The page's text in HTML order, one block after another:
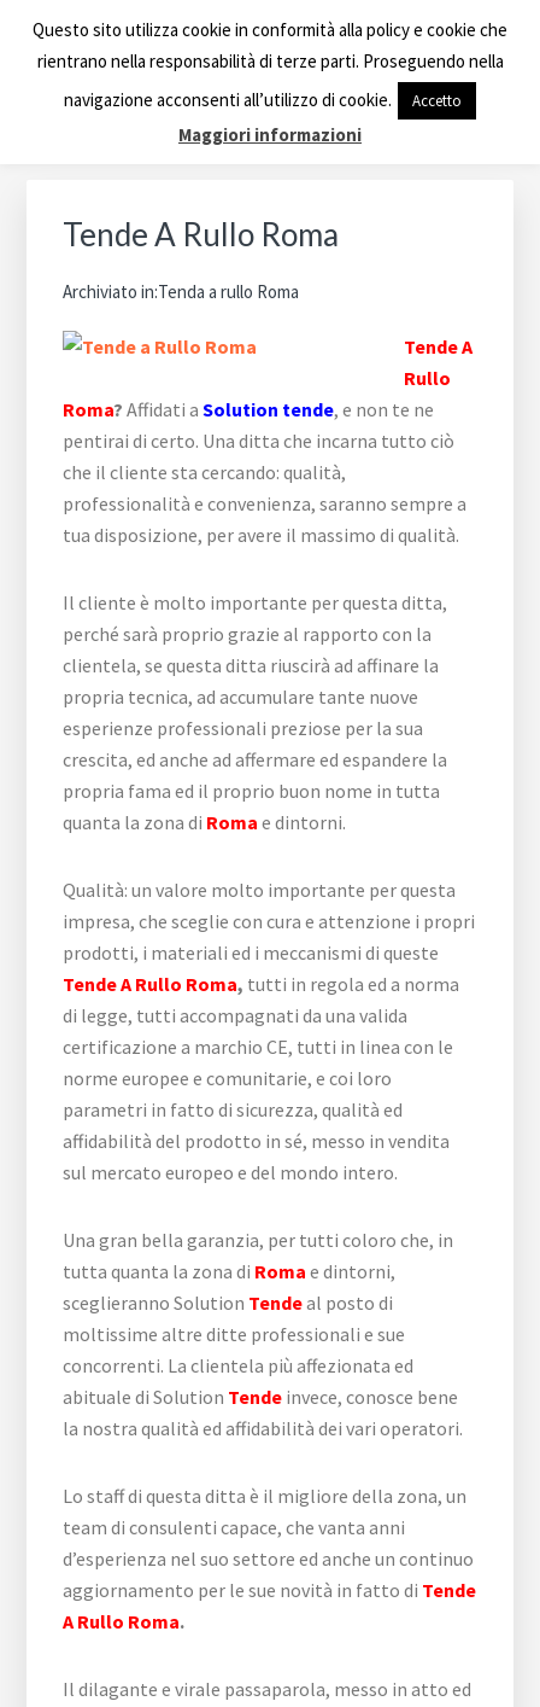
primaria
principale
laterale
navigation
TENDE A RULLO ROMA
Azienda specializzata in creazioni di Tendaggi a Roma,
Tende da Sole, Tende per Interni Roma.
Tende A Rullo Roma
Archiviato in:Tenda a rullo Roma
Tende A
Rullo
Roma?Affidati aSolution tende, e non te ne
pentirai di certo. Una ditta che incarna tutto ciò
che il cliente sta cercando: qualità,
professionalità e convenienza, saranno sempre a
tua disposizione, per avere il massimo di qualità.
Il cliente è molto importante per questa ditta,
perché sarà proprio grazie al rapporto con la
clientela, se questa ditta riuscirà ad affinare la
propria tecnica, ad accumulare tante nuove
esperienze professionali preziose per la sua
crescita, ed anche ad affermare ed espandere la
propria fama ed il proprio buon nome in tutta
quanta la zona di Roma e dintorni.
Qualità: un valore molto importante per questa
impresa, che sceglie con cura e attenzione i propri
prodotti, i materiali ed i meccanismi di queste
Tende A Rullo Roma, tutti in regola ed a norma
di legge, tutti accompagnati da una valida
certificazione a marchio CE, tutti in linea con le
norme europee e comunitarie, e coi loro
parametri in fatto di sicurezza, qualità ed
affidabilità del prodotto in sé, messo in vendita
sul mercato europeo e del mondo intero.
Una gran bella garanzia, per tutti coloro che, in
tutta quanta la zona di Roma e dintorni,
sceglieranno Solution Tendeal posto di
moltissime altre ditte professionali e sue
concorrenti. La clientela più affezionata ed
abituale di Solution Tende invece, conosce bene
la nostra qualità ed affidabilità dei vari operatori.
Lo staff di questa ditta è il migliore della zona, un
team di consulenti capace, che vanta anni
d’esperienza nel suo settore ed anche un continuo
aggiornamento per le sue novità in fatto di Tende
A Rullo Roma.
Il dilagante e virale passaparola, messo in atto ed
laterale
primaria
Questo sito utilizza cookie in conformità alla policy e cookie che
rientrano nella responsabilità di terze parti. Proseguendo nella
navigazione acconsenti all’utilizzo di cookie.
Accetto
Maggiori informazioni